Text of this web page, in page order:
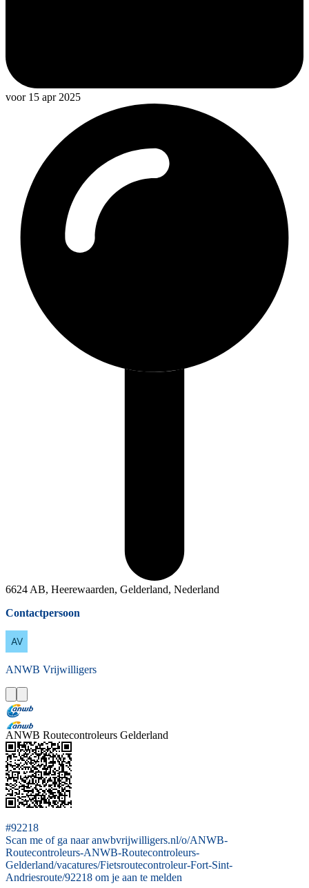
voor 15 apr 2025
6624 AB, Heerewaarden, Gelderland, Nederland
Contactpersoon
ANWB Vrijwilligers
ANWB Routecontroleurs Gelderland
#92218
Scan me of ga naar anwbvrijwilligers.nl/o/ANWB-
Routecontroleurs-ANWB-Routecontroleurs-
Gelderland/vacatures/Fietsroutecontroleur-Fort-Sint-
Andriesroute/92218 om je aan te melden